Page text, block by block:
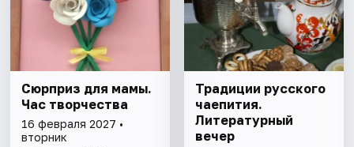
Сюрприз для мамы.
Час творчества
16 февраля 2027 •
вторник
Традиции русского
чаепития.
Литературный
вечер